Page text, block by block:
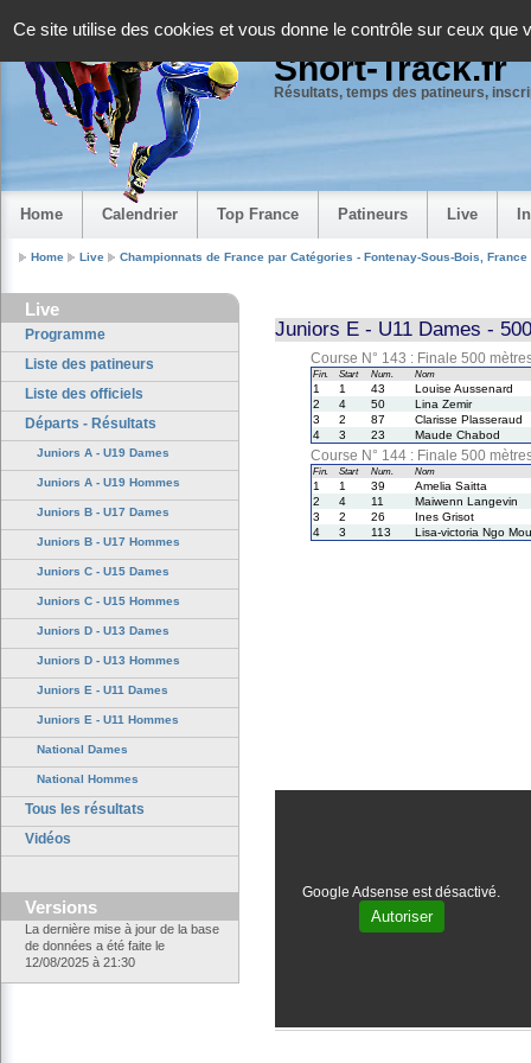
Ce site utilise des cookies et vous donne le contrôle sur ceux que
Short-Track.fr
Résultats, temps des patineurs,
Home Calendrier Top France Patineurs Live
Home Live Championnats de France par Catégories - Fontenay-Sous-Bois, France
Live
Programme
Liste des patineurs
Liste des officiels
Départs - Résultats
Juniors A - U19 Dames
Juniors A - U19 Hommes
Juniors B - U17 Dames
Juniors B - U17 Hommes
Juniors C - U15 Dames
Juniors C - U15 Hommes
Juniors D - U13 Dames
Juniors D - U13 Hommes
Juniors E - U11 Dames
Juniors E - U11 Hommes
National Dames
National Hommes
Tous les résultats
Vidéos
Versions
La dernière mise à jour de la base
de données a été faite le
12/08/2025 à 21:30
Juniors E - U11 Dames -
Course N° 143 : Finale 500
Fin. Start Num. Nom
1 1 43
Louise Aussenard
2
4 50
Lina Zemir
3
2 87
Clarisse Plasseraud
4
3 23 Maude Chabod
Course N° 144 : Finale 500
Fin. Start Num. Nom
1 1 39
Amelia Saitta
2
4 11
Maiwenn Langevin
3
2 26
Ines Grisot
4
3 113 Lisa-victoria Ngo
Google Adsense est désactivé.
Autoriser